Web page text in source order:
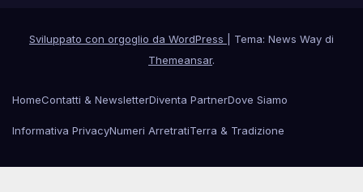
Sviluppato con orgoglio da WordPress
Tema: News Way di
Themeansar.
HomeContatti & NewsletterDiventa PartnerDove Siamo
Informativa PrivacyNumeri ArretratiTerra & Tradizione